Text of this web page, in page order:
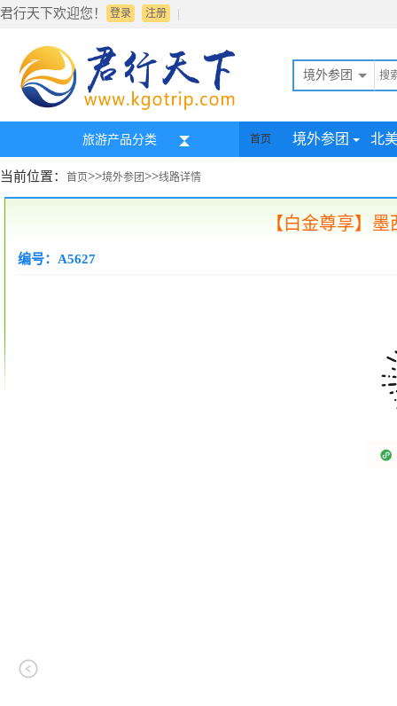
君行天下欢迎您！ 登录 |
注册
境外参团
旅游产品分类 首页 境外参团 北
当前位置： 首页>>境外参团>>线路详情
【白金尊享】
编号：A5627